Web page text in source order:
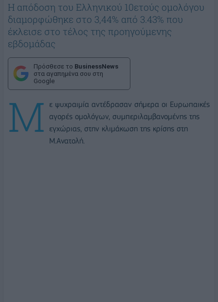
Η απόδοση του Ελληνικού 10ετούς ομολόγου
διαμορφώθηκε στο 3,44% από 3.43% που
έκλεισε στο τέλος της προηγούμενης
εβδομάδας
Πρόσθεσε το BusinessNews
στα αγαπημένα σου στη
Google
Μ
ε ψυχραιμία αντέδρασαν σήμερα οι Ευρωπαικές
αγορές ομολόγων, συμπεριλαμβανομένης της
εγχώριας, στην κλιμάκωση της κρίσης στη
Μ.Ανατολή.